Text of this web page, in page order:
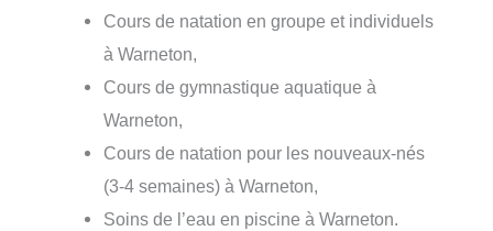
Cours de natation en groupe et individuels
à Warneton,
Cours de gymnastique aquatique à
Warneton,
Cours de natation pour les nouveaux-nés
(3-4 semaines) à Warneton,
Soins de l’eau en piscine à Warneton.